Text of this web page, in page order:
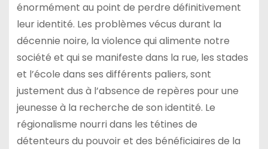
énormément au point de perdre définitivement
leur identité. Les problèmes vécus durant la
décennie noire, la violence qui alimente notre
société et qui se manifeste dans la rue, les stades
et l’école dans ses différents paliers, sont
justement dus à l’absence de repères pour une
jeunesse à la recherche de son identité. Le
régionalisme nourri dans les tétines de
détenteurs du pouvoir et des bénéficiaires de la